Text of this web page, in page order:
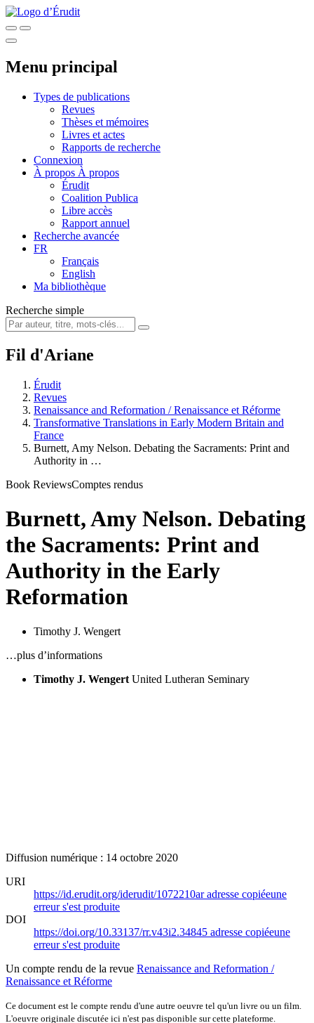
Menu principal
Types de publications
Revues
Thèses et mémoires
Livres et actes
Rapports de recherche
Connexion
À propos À propos
Érudit
Coalition Publica
Libre accès
Rapport annuel
Recherche avancée
FR
Français
English
Ma bibliothèque
Recherche simple
Fil d'Ariane
Érudit
Revues
Renaissance and Reformation / Renaissance et Réforme
Transformative Translations in Early Modern Britain and
France
Burnett, Amy Nelson. Debating the Sacraments: Print and
Authority in …
Book ReviewsComptes rendus
Burnett, Amy Nelson. Debating
the Sacraments: Print and
Authority in the Early
Reformation
Timothy J. Wengert
…plus d’informations
Timothy J. Wengert United Lutheran Seminary
Diffusion numérique : 14 octobre 2020
URI
https://id.erudit.org/iderudit/1072210aradresse copiéeune
erreur s'est produite
DOI
https://doi.org/10.33137/rr.v43i2.34845 adresse copiéeune
erreur s'est produite
Un compte rendu de la revue Renaissance and Reformation /
Renaissance et Réforme
Ce document est le compte rendu d'une autre oeuvre tel qu'un livre ou un film.
L'oeuvre originale discutée ici n'est pas disponible sur cette plateforme.